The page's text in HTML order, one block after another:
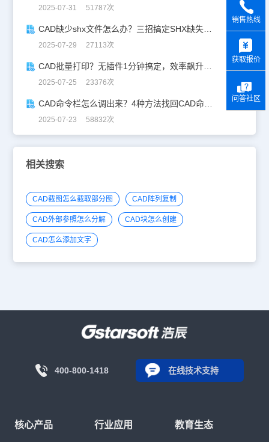
2025-07-31 51787次
CAD缺少shx文件怎么办？三招搞定SHX缺失难题
2025-07-29 27113次
CAD批量打印？无插件1分钟搞定，效率飙升90%！
2025-07-25 23376次
CAD命令栏怎么调出来？4种方法找回CAD命令栏
2025-07-23 58832次
相关搜索
CAD截图怎么截取部分图 CAD阵列复制
CAD外部参照怎么分解 CAD块怎么创建
CAD怎么添加文字
400-800-1418 在线技术支持
核心产品 行业应用 教育生态
销售热线
获取报价
问答社区